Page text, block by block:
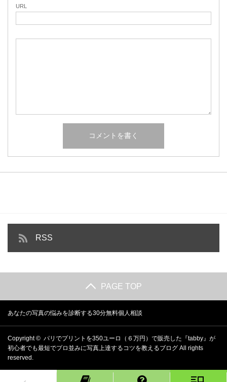
URL
RSS
PAGE TOP
あなたの写真の悩みを診断する30分無料個人相談
Copyright © パリでプリントを350ユーロ（６万円）で販売した『tabby』が
初心者でも最短でプロ並みに写真上達するコツを教えるブログ All rights
reserved.